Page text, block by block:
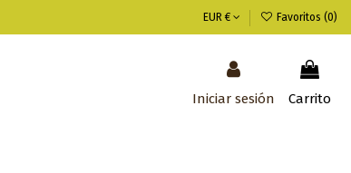
EUR € Favoritos (0)
Iniciar sesión Carrito